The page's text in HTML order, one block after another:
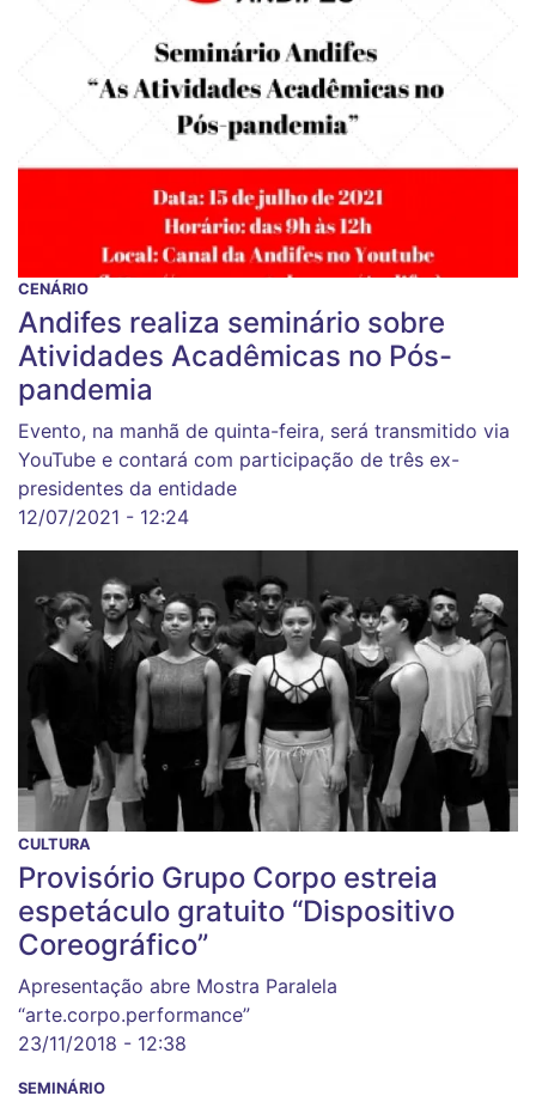
CENÁRIO
Andifes realiza seminário sobre
Atividades Acadêmicas no Pós-
pandemia
Evento, na manhã de quinta-feira, será transmitido via
YouTube e contará com participação de três ex-
presidentes da entidade
12/07/2021 - 12:24
CULTURA
Provisório Grupo Corpo estreia
espetáculo gratuito “Dispositivo
Coreográfico”
Apresentação abre Mostra Paralela
“arte.corpo.performance”
23/11/2018 - 12:38
SEMINÁRIO